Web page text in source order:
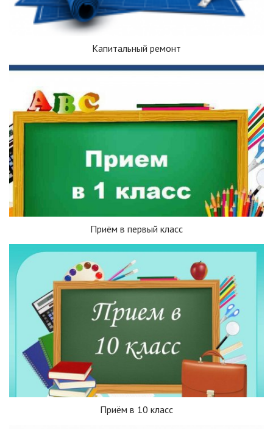
Капитальный ремонт
Приём в первый класс
Приём в 10 класс